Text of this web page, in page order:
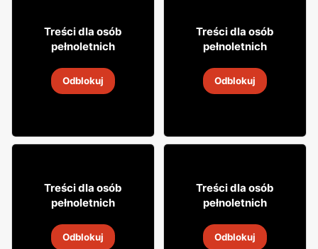
49
Napój alkoholowy Soplica
18 sie 2026
Treści dla osób
pełnoletnich
Odblokuj
2999
Wódka Żołądkowa Gorzka
18 sie 2026
Treści dla osób
pełnoletnich
Odblokuj
49 99
18 sie 2026
Treści dla osób
pełnoletnich
Odblokuj
4999
18 sie 2026
Treści dla osób
pełnoletnich
Odblokuj